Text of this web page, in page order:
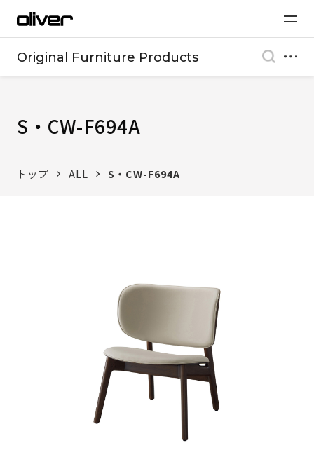
Original Furniture Products
S・CW-F694A
トップ ALL S・CW-F694A